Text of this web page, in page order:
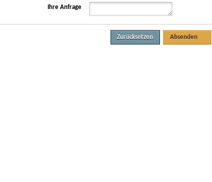
Ihre Anfrage
Zurücksetzen Absenden